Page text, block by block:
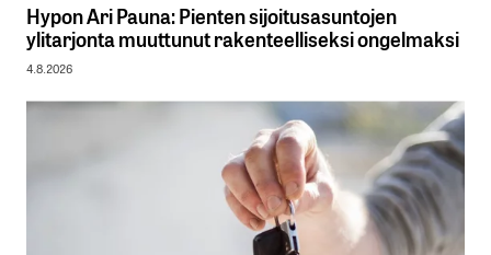
Hypon Ari Pauna: Pienten sijoitusasuntojen
ylitarjonta muuttunut rakenteelliseksi ongelmaksi
4.8.2026